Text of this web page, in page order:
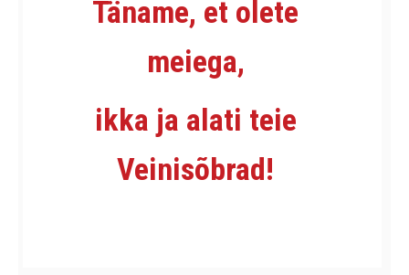
Täname, et olete
meiega,
ikka ja alati teie
Veinisõbrad!